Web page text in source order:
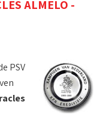
ALMELO -
PSV